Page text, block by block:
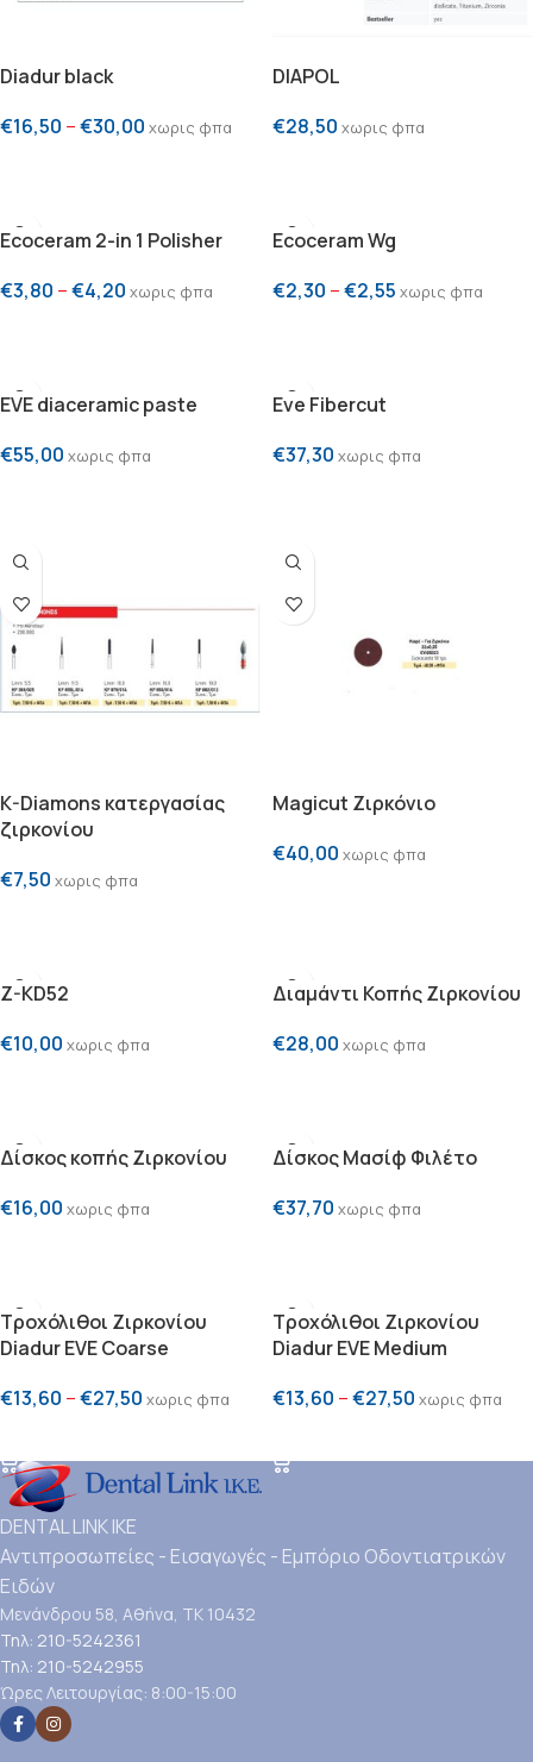
Diadur black
€16,50 –€30,00 χωρις φπα
DIAPOL
€28,50 χωρις φπα
Ecoceram 2-in 1 Polisher
€3,80 –€4,20 χωρις φπα
Ecoceram Wg
€2,30 –€2,55 χωρις φπα
EVE diaceramic paste
€55,00 χωρις φπα
Eve Fibercut
€37,30 χωρις φπα
K-Diamons κατεργασίας
ζιρκονίου
€7,50 χωρις φπα
Magicut Ζιρκόνιο
€40,00 χωρις φπα
Z-KD52
€10,00 χωρις φπα
Διαμάντι Κοπής Ζιρκονίου
€28,00 χωρις φπα
Δίσκος κοπής Ζιρκονίου
€16,00 χωρις φπα
Δίσκος Μασίφ Φιλέτο
€37,70 χωρις φπα
Τροχόλιθοι Ζιρκονίου
Diadur EVE Coarse
€13,60 –€27,50 χωρις φπα
Τροχόλιθοι Ζιρκονίου
Diadur EVE Medium
€13,60 –€27,50 χωρις φπα
DENTAL LINK ΙΚΕ
Αντιπροσωπείες - Εισαγωγές - Εμπόριο Οδοντιατρικών
Ειδών
Μενάνδρου 58, Αθήνα, ΤΚ 10432
Τηλ: 210-5242361
Τηλ: 210-5242955
Ώρες Λειτουργίας: 8:00-15:00